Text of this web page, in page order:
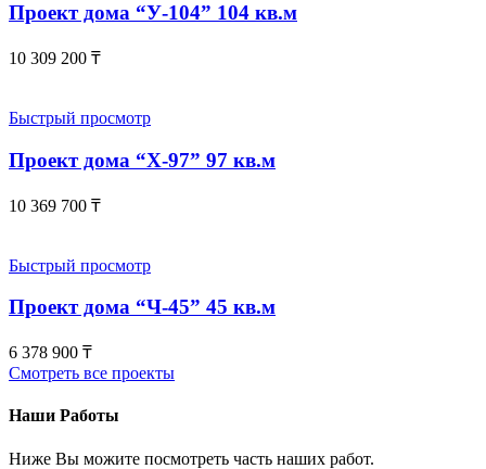
Проект дома “У-104” 104 кв.м
10 309 200 ₸
Быстрый просмотр
Проект дома “Х-97” 97 кв.м
10 369 700 ₸
Быстрый просмотр
Проект дома “Ч-45” 45 кв.м
6 378 900 ₸
Смотреть все проекты
Наши Работы
Ниже Вы можите посмотреть часть наших работ.